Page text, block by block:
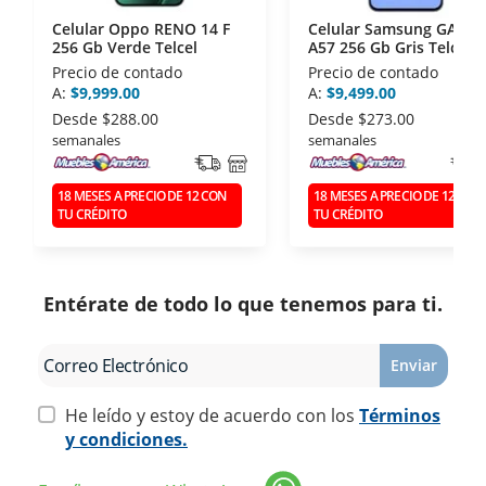
Celular Oppo RENO 14 F
256 Gb Verde Telcel
Precio de contado
A: $9,999.00
Desde $288.00
semanales
18 MESES A PRECIO DE 12 CON
TU CRÉDITO
Celular Samsung
A57 256 Gb Gris Telcel
Precio de contado
A: $9,499.00
Desde $273.00
semanales
18 MESES A PRECIO DE 12 CON
TU CRÉDITO
Entérate de todo lo que tenemos para ti.
Enviar
He leído y estoy de acuerdo con los Términos
y condiciones.